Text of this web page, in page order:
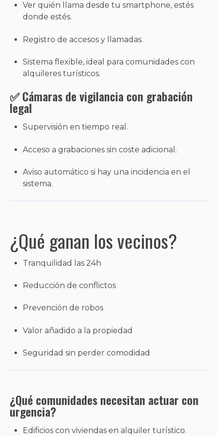
Ver quién llama desde tu smartphone, estés
donde estés.
Registro de accesos y llamadas.
Sistema flexible, ideal para comunidades con
alquileres turísticos.
✅ Cámaras de vigilancia con grabación
legal
Supervisión en tiempo real.
Acceso a grabaciones sin coste adicional.
Aviso automático si hay una incidencia en el
sistema.
¿Qué ganan los vecinos?
Tranquilidad las 24h
Reducción de conflictos
Prevención de robos
Valor añadido a la propiedad
Seguridad sin perder comodidad
¿Qué comunidades necesitan actuar con
urgencia?
Edificios con viviendas en alquiler turístico.